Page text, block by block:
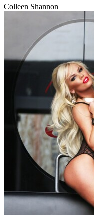
Colleen Shannon